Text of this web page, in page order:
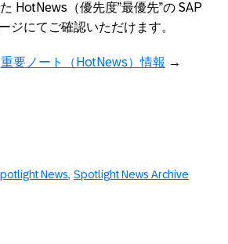
HotNews（優先度”最優先”の SAP
ジにてご確認いただけます。
重要ノート（HotNews）情報 →
News Spotlight News Archive